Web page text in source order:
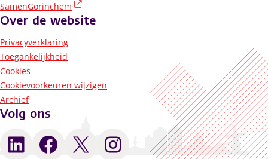
SamenGorinchem
Over de website
Privacyverklaring
Toegankelijkheid
Cookies
Cookievoorkeuren wijzigen
Archief
Volg ons
LinkedIn Facebook X Instagram